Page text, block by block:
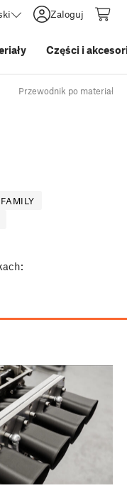
Zaloguj
Części i
Przewodnik po materiałach